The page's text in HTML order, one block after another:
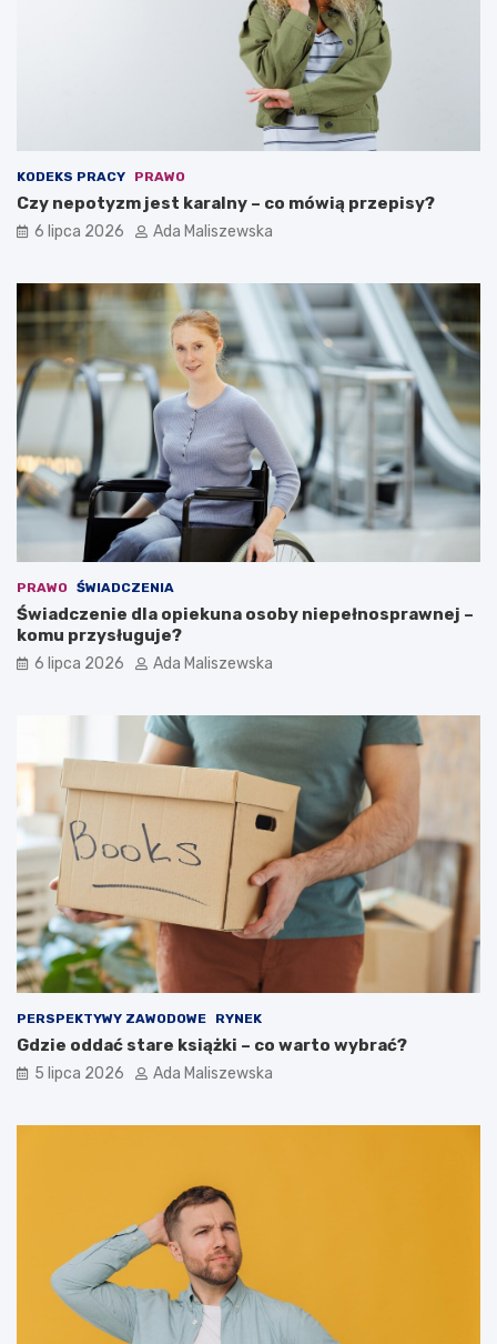
KODEKS PRACY PRAWO
Czy nepotyzm jest karalny – co mówią przepisy?
6 lipca 2026 Ada Maliszewska
PRAWO ŚWIADCZENIA
Świadczenie dla opiekuna osoby niepełnosprawnej –
komu przysługuje?
6 lipca 2026 Ada Maliszewska
PERSPEKTYWY ZAWODOWE RYNEK
Gdzie oddać stare książki – co warto wybrać?
5 lipca 2026 Ada Maliszewska